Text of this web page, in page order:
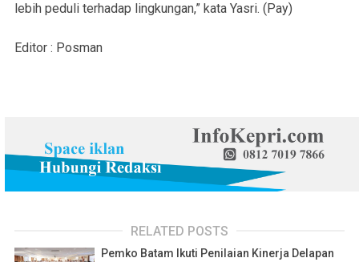
lebih peduli terhadap lingkungan,” kata Yasri. (Pay)
Editor : Posman
RELATED POSTS
Pemko Batam Ikuti Penilaian Kinerja Delapan